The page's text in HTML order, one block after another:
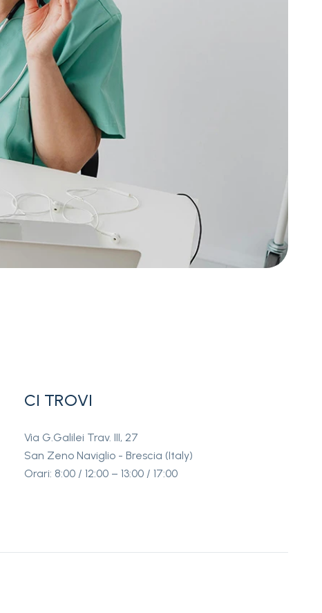
CI TROVI
Via G.Galilei Trav. III, 27
San Zeno Naviglio - Brescia (Italy)
Orari: 8:00 / 12:00 – 13:00 / 17:00